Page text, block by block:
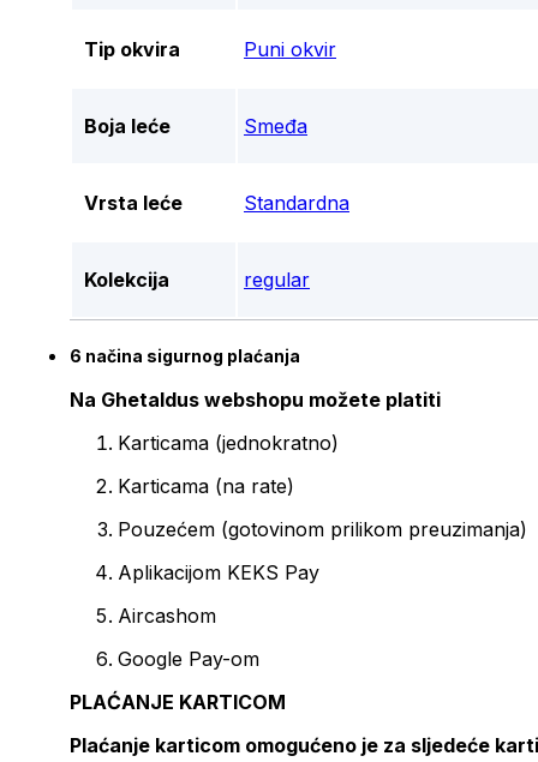
Tip okvira Puni okvir
Boja leće Smeđa
Vrsta leće Standardna
Kolekcija regular
6 načina sigurnog plaćanja
Na Ghetaldus webshopu možete platiti
Karticama (jednokratno)
Karticama (na rate)
Pouzećem (gotovinom prilikom preuzimanja)
Aplikacijom KEKS Pay
Aircashom
Google Pay-om
PLAĆANJE KARTICOM
Plaćanje karticom omogućeno je za sljedeće